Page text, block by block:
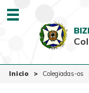
Inicio Colegiadas-os